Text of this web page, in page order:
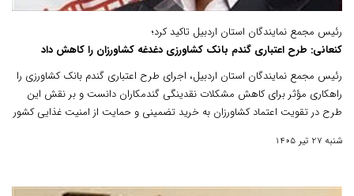
رئیس مجمع نمایندگان استان اردبیل تاکید کرد؛
کنعانی: طرح اعتباری گندم بانک کشاورزی دغدغه کشاورزان را کاهش داد
رئیس مجمع نمایندگان استان اردبیل، اجرای طرح اعتباری گندم بانک کشاورزی را
راهکاری مؤثر برای کاهش مشکلات نقدینگی گندمکاران دانست و بر نقش این
طرح در تقویت اعتماد کشاورزان به خرید تضمینی و حمایت از امنیت غذایی کشور
شنبه 27 تیر 1405